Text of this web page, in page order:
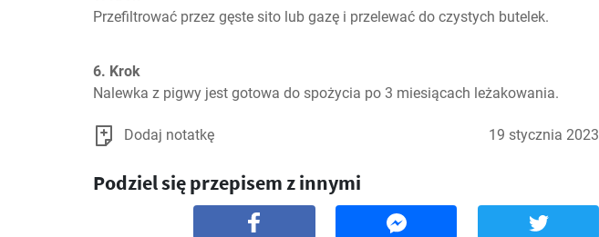
Przefiltrować przez gęste sito lub gazę i przelewać do czystych butelek.
6. Krok
Nalewka z pigwy jest gotowa do spożycia po 3 miesiącach leżakowania.
Dodaj notatkę 19 stycznia 2023
Podziel się przepisem z innymi